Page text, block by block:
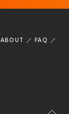
ABOUT FAQ